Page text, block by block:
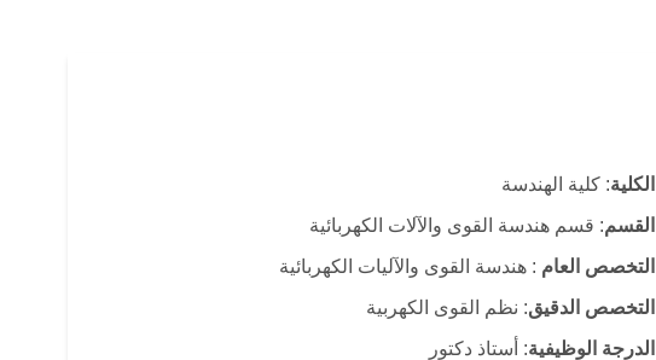
الكلية: كلية الهندسة
القسم: قسم هندسة القوى والآلات الكهربائية
التخصص العام : هندسة القوى والآليات الكهربائية
التخصص الدقيق: نظم القوى الكهربية
الدرجة الوظيفية: أستاذ دكتور